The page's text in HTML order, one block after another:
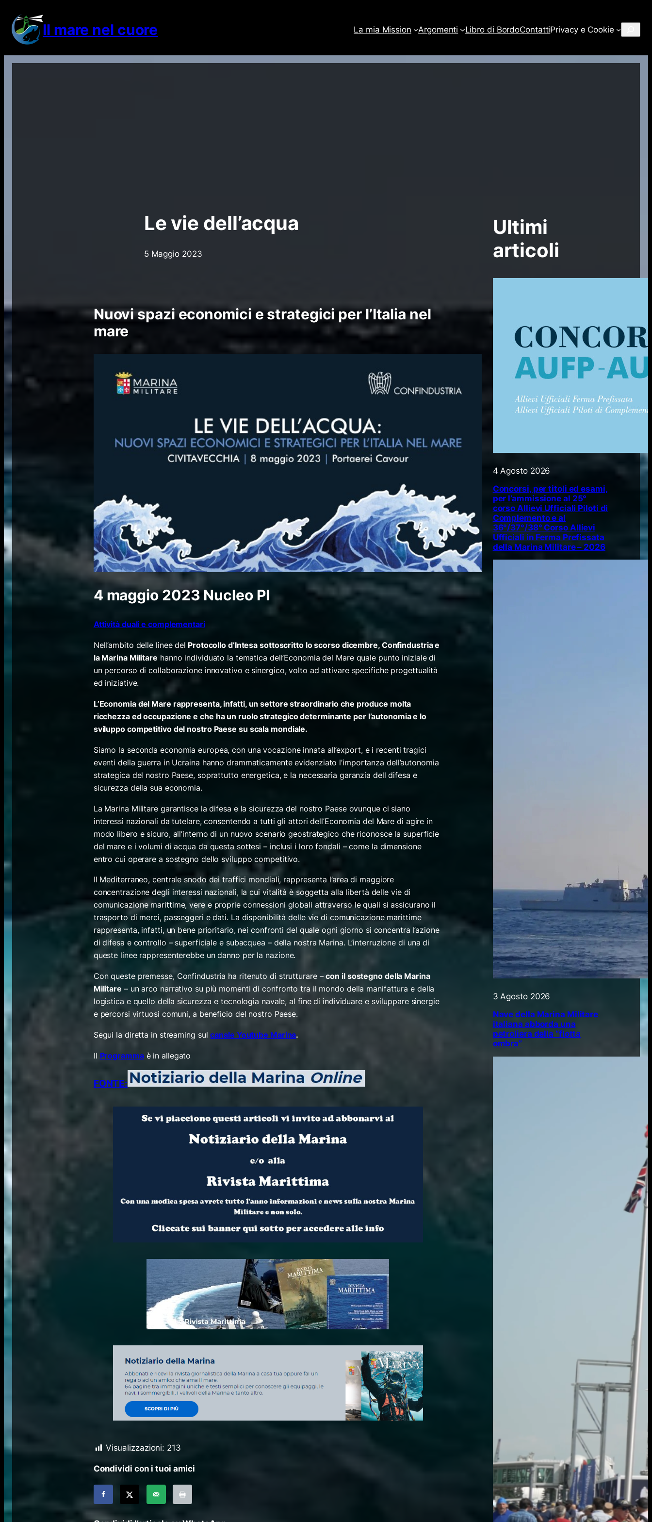
contenuto Il mare nel cuore La mia Mission Argomenti Libro di BordoContattiPrivacy e Cookie
Le vie dell’acqua
5 Maggio 2023
Nuovi spazi economici e strategici per l’Italia nel
mare
4 maggio 2023Nucleo PI
Attività duali e complementari
​Nell’ambito delle linee del Protocollo d’Intesa sottoscritto lo scorso dicembre, Confindustria e
la Marina Militare hanno individuato la tematica dell’Economia del Mare quale punto iniziale di
un percorso di collaborazione innovativo e sinergico, volto ad attivare specifiche progettualità
ed iniziative.
L’Economia del Mare rappresenta, infatti, un settore straordinario che produce molta
ricchezza ed occupazione e che ha un ruolo strategico determinante per l’autonomia e lo
sviluppo competitivo del nostro Paese su scala mondiale.
Siamo la seconda economia europea, con una vocazione innata all’export, e i recenti tragici
eventi della guerra in Ucraina hanno drammaticamente evidenziato l’importanza dell’autonomia
strategica del nostro Paese, soprattutto energetica, e la necessaria garanzia dell difesa e
sicurezza della sua economia.
La Marina Militare garantisce la difesa e la sicurezza del nostro Paese ovunque ci siano
interessi nazionali da tutelare, consentendo a tutti gli attori dell’Economia del Mare di agire in
modo libero e sicuro, all’interno di un nuovo scenario geostrategico che riconosce la superficie
del mare e i volumi di acqua da questa sottesi – inclusi i loro fondali – come la dimensione
entro cui operare a sostegno dello sviluppo competitivo.
Il Mediterraneo, centrale snodo dei traffici mondiali, rappresenta l’area di maggiore
concentrazione degli interessi nazionali, la cui vitalità è soggetta alla libertà delle vie di
comunicazione marittime, vere e proprie connessioni globali attraverso le quali si assicurano il
trasporto di merci, passeggeri e dati. La disponibilità delle vie di comunicazione marittime
rappresenta, infatti, un bene prioritario, nei confronti del quale ogni giorno si concentra l’azione
di difesa e controllo – superficiale e subacquea – della nostra Marina. L’interruzione di una di
queste linee rappresenterebbe un danno per la nazione.
Con queste premesse, Confindustria ha ritenuto di strutturare –con il sostegno della Marina
Militare – un arco narrativo su più momenti di confronto tra il mondo della manifattura e della
logistica e quello della sicurezza e tecnologia navale, al fine di individuare e sviluppare sinergie
e percorsi virtuosi comuni, a beneficio del nostro Paese.
Segui la diretta in streaming sulcanale Youtube Marina.
Il Programmaè in allegato
FONTE:
Visualizzazioni: 213
Condividi con i tuoi amici
Ultimi
articoli
4 Agosto 2026
Concorsi, per titoli ed esami,
per l’ammissione al 25°
corso Allievi Ufficiali Piloti di
Complemento e al
36°/37°/38° Corso Allievi
Ufficiali in Ferma Prefissata
della Marina Militare – 2026
3 Agosto 2026
Nave della Marina Militare
italiana abborda una
petroliera della “flotta
ombra”